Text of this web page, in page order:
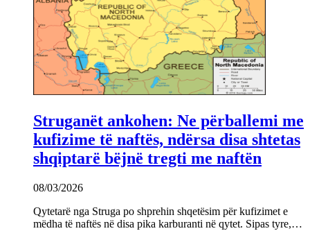
Struganët ankohen: Ne përballemi me
kufizime të naftës, ndërsa disa shtetas
shqiptarë bëjnë tregti me naftën
08/03/2026
Qytetarë nga Struga po shprehin shqetësim për kufizimet e
mëdha të naftës në disa pika karburanti në qytet. Sipas tyre,…